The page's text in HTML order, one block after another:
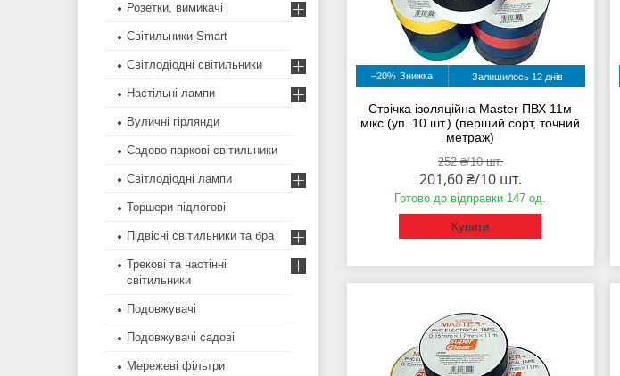
–20% Залишилось 12 днів
Стрічка ізоляційна Master ПВХ 11м
мікс (уп. 10 шт.) (перший сорт, точний
метраж)
252 ₴/10 шт.
201,60 ₴/10 шт.
Готово до відправки 147 од.
Купити
Розетки, вимикачі
Світильники Smart
Світлодіодні світильники
Настільні лампи
Вуличні гірлянди
Садово-паркові світильники
Світлодіодні лампи
Торшери підлогові
Підвісні світильники та бра
Трекові та настінні
світильники
Подовжувачі
Подовжувачі садові
Мережеві фільтри